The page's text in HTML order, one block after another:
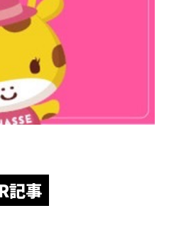
記事